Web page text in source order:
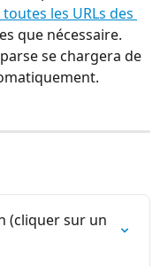
les URLs des
que nécessaire.
se chargera de
(cliquer sur un